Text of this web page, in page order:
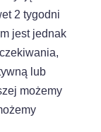
2 tygodni
jest jednak
lub
możemy